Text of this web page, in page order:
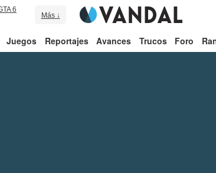
6
Más ↓
Juegos Reportajes Avances Trucos Foro